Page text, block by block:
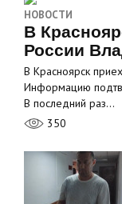
НОВОСТИ
В
России
В Красноярск
Информацию
В последний раз…
350